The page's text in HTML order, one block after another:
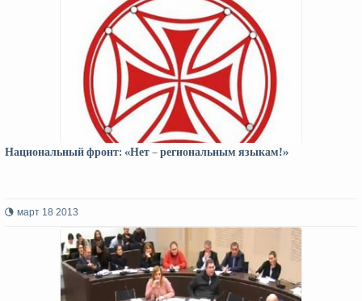
Национальный фронт: «Нет – региональным языкам!»
март 18 2013